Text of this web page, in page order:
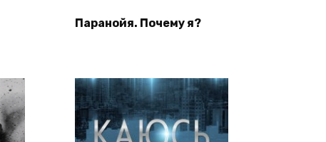
Паранойя. Почему я?